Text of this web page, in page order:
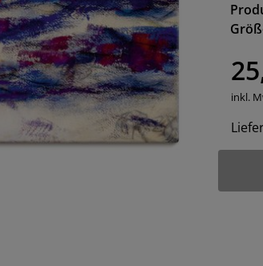
inkl.